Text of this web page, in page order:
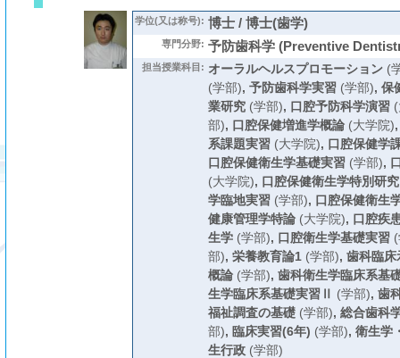
学位(又は称号): 博士 / 博士(歯学)
専門分野: 予防歯科学 (Preventive
担当授業科目: オーラルヘルスプロモーション(
(学部), 予防歯科学実習(学部), 保
業研究(学部), 口腔予防科学演習(
部), 口腔保健増進学概論(大学院)
系課題実習(大学院), 口腔保健学
口腔保健衛生学基礎実習(学部),
(大学院), 口腔保健衛生学特別研究
学臨地実習(学部), 口腔保健衛生
健康管理学特論(大学院), 口腔疾
生学(学部), 口腔衛生学基礎実習(
部), 栄養教育論1(学部), 歯科臨床
概論(学部), 歯科衛生学臨床系基
生学臨床系基礎実習Ⅱ (学部), 歯
福祉調査の基礎(学部), 総合歯科
部), 臨床実習(6年) (学部), 衛生学
生行政(学部)